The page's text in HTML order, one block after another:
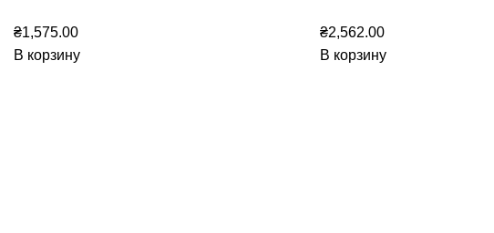
₴1,575.00
В корзину
₴2,562.00
В корзину